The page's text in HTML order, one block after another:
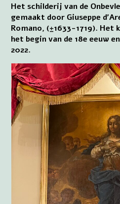
Het schilderij van de
gemaakt door Giuseppe
Romano, (±1633-1719).
het begin van de 18e eeuw
2022.